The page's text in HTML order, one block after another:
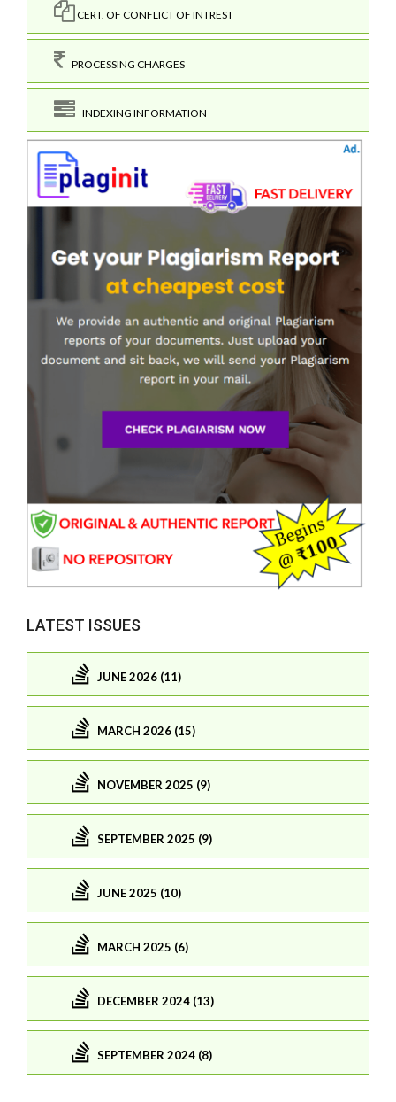
CERT. OF CONFLICT OF INTREST
PROCESSING CHARGES
INDEXING INFORMATION
LATEST ISSUES
JUNE 2026 (11)
MARCH 2026 (15)
NOVEMBER 2025 (9)
SEPTEMBER 2025 (9)
JUNE 2025 (10)
MARCH 2025 (6)
DECEMBER 2024 (13)
SEPTEMBER 2024 (8)